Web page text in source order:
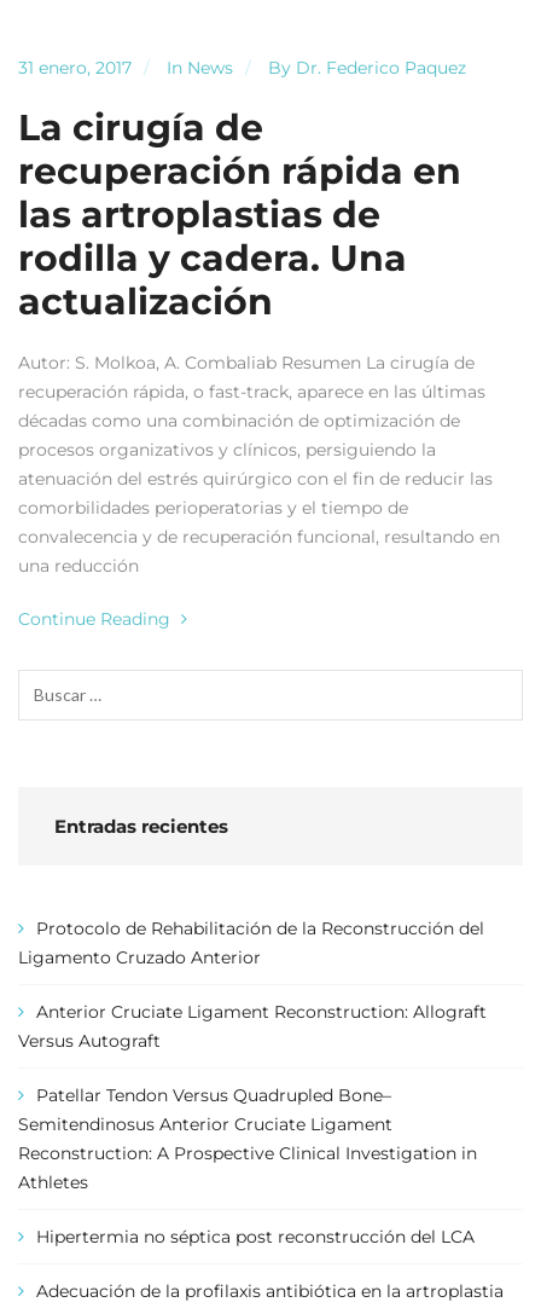
31 enero, 2017 In News By Dr. Federico Paquez
La cirugía de
recuperación rápida en
las artroplastias de
rodilla y cadera. Una
actualización
Autor: S. Molkoa, A. Combaliab Resumen La cirugía de
recuperación rápida, o fast-track, aparece en las últimas
décadas como una combinación de optimización de
procesos organizativos y clínicos, persiguiendo la
atenuación del estrés quirúrgico con el fin de reducir las
comorbilidades perioperatorias y el tiempo de
convalecencia y de recuperación funcional, resultando en
una reducción
Continue Reading
Entradas recientes
Protocolo de Rehabilitación de la Reconstrucción del
Ligamento Cruzado Anterior
Anterior Cruciate Ligament Reconstruction: Allograft
Versus Autograft
Patellar Tendon Versus Quadrupled Bone–
Semitendinosus Anterior Cruciate Ligament
Reconstruction: A Prospective Clinical Investigation in
Athletes
Hipertermia no séptica post reconstrucción del LCA
Adecuación de la profilaxis antibiótica en la artroplastia